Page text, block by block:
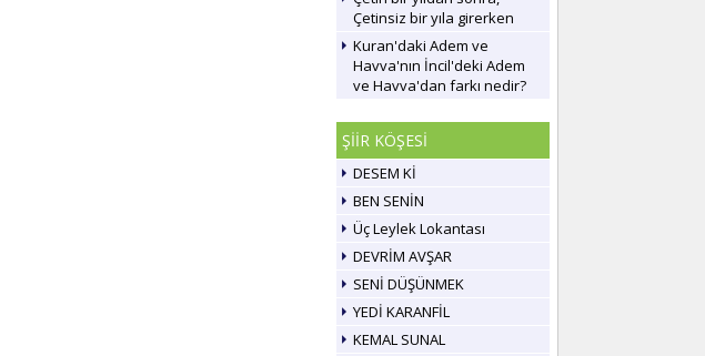
Çetinsiz bir yıla girerken
Kuran'daki Adem ve
Havva'nın İncil'deki Adem
ve Havva'dan farkı nedir?
ŞİİR KÖŞESİ
DESEM Kİ
BEN SENİN
Üç Leylek Lokantası
DEVRİM AVŞAR
SENİ DÜŞÜNMEK
YEDİ KARANFİL
KEMAL SUNAL